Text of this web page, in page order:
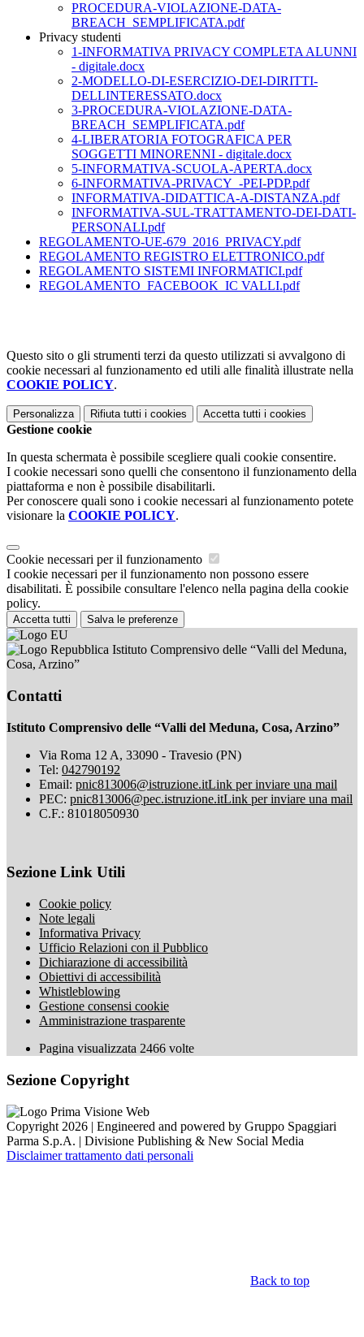
PROCEDURA-VIOLAZIONE-DATA-
BREACH_SEMPLIFICATA.pdf
Privacy studenti
1-INFORMATIVA PRIVACY COMPLETA ALUNNI
- digitale.docx
2-MODELLO-DI-ESERCIZIO-DEI-DIRITTI-
DELLINTERESSATO.docx
3-PROCEDURA-VIOLAZIONE-DATA-
BREACH_SEMPLIFICATA.pdf
4-LIBERATORIA FOTOGRAFICA PER
SOGGETTI MINORENNI - digitale.docx
5-INFORMATIVA-SCUOLA-APERTA.docx
6-INFORMATIVA-PRIVACY_-PEI-PDP.pdf
INFORMATIVA-DIDATTICA-A-DISTANZA.pdf
INFORMATIVA-SUL-TRATTAMENTO-DEI-DATI-
PERSONALI.pdf
REGOLAMENTO-UE-679_2016_PRIVACY.pdf
REGOLAMENTO REGISTRO ELETTRONICO.pdf
REGOLAMENTO SISTEMI INFORMATICI.pdf
REGOLAMENTO_FACEBOOK_IC VALLI.pdf
Questo sito o gli strumenti terzi da questo utilizzati si avvalgono di
cookie necessari al funzionamento ed utili alle finalità illustrate nella
COOKIE POLICY.
Personalizza Rifiuta tutti i cookies Accetta tutti i cookies
Gestione cookie
In questa schermata è possibile scegliere quali cookie consentire.
I cookie necessari sono quelli che consentono il funzionamento della
piattaforma e non è possibile disabilitarli.
Per conoscere quali sono i cookie necessari al funzionamento potete
visionare la COOKIE POLICY.
Cookie necessari per il funzionamento
I cookie necessari per il funzionamento non possono essere
disabilitati. È possibile consultare l'elenco nella pagina della cookie
policy.
Accetta tutti Salva le preferenze
Istituto Comprensivo delle “Valli del Meduna,
Cosa, Arzino”
Contatti
Istituto Comprensivo delle “Valli del Meduna, Cosa, Arzino”
Via Roma 12 A, 33090 - Travesio (PN)
Tel: 042790192
Email: pnic813006@istruzione.itLink per inviare una mail
PEC: pnic813006@pec.istruzione.itLink per inviare una mail
C.F.: 81018050930
Sezione Link Utili
Cookie policy
Note legali
Informativa Privacy
Ufficio Relazioni con il Pubblico
Dichiarazione di accessibilità
Obiettivi di accessibilità
Whistleblowing
Gestione consensi cookie
Amministrazione trasparente
Pagina visualizzata 2466 volte
Sezione Copyright
Copyright 2026 | Engineered and powered by Gruppo Spaggiari
Parma S.p.A. | Divisione Publishing & New Social Media
Disclaimer trattamento dati personali
Back to top